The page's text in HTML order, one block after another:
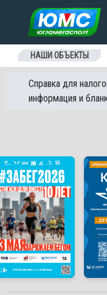
Перейти к
НАШИ ОБЪЕКТЫ
Справка для
информация и